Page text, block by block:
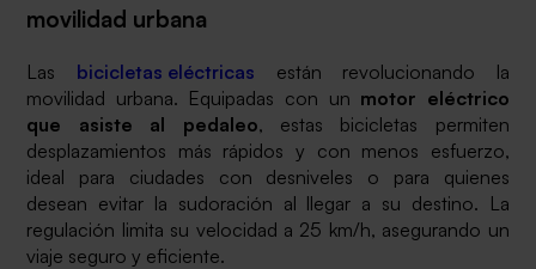
movilidad urbana
Las bicicletas eléctricas están revolucionando la
movilidad urbana. Equipadas con un motor eléctrico
que asiste al pedaleo, estas bicicletas permiten
desplazamientos más rápidos y con menos esfuerzo,
ideal para ciudades con desniveles o para quienes
desean evitar la sudoración al llegar a su destino. La
regulación limita su velocidad a 25 km/h, asegurando un
viaje seguro y eficiente.